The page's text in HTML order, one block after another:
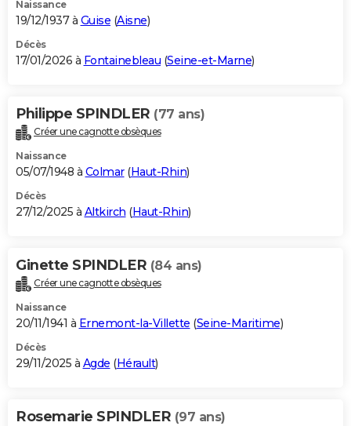
Naissance
19/12/1937 à Guise (Aisne)
Décès
17/01/2026 à Fontainebleau (Seine-et-Marne)
Philippe SPINDLER (77 ans)
Créer une cagnotte obsèques
Naissance
05/07/1948 à Colmar(Haut-Rhin)
Décès
27/12/2025 à Altkirch (Haut-Rhin)
Ginette SPINDLER (84 ans)
Créer une cagnotte obsèques
Naissance
20/11/1941 à Ernemont-la-Villette (Seine-Maritime)
Décès
29/11/2025 à Agde (Hérault)
Rosemarie SPINDLER (97 ans)